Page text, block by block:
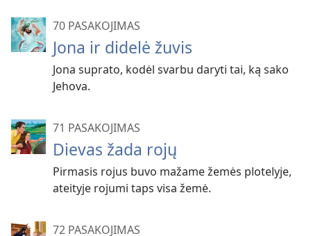
70 PASAKOJIMAS
Jona ir didelė žuvis
Jona suprato, kodėl svarbu daryti tai, ką sako
Jehova.
71 PASAKOJIMAS
Dievas žada rojų
Pirmasis rojus buvo mažame žemės plotelyje,
ateityje rojumi taps visa žemė.
72 PASAKOJIMAS